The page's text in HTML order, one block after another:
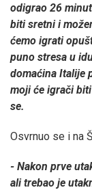
odigrao 26
biti sretni i
ćemo igrati
puno stresa u
domaćina Italije
moji će igrači
se.
Osvrnuo se i na
- Nakon prve
ali trebao je